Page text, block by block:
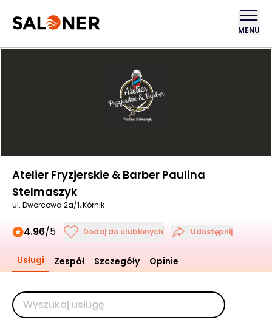
MENU
Atelier Fryzjerskie & Barber Paulina
Stelmaszyk
ul. Dworcowa 2a/1, Kórnik
4.96/5 Dodaj do ulubionych Udostępnij
Usługi Zespół Szczegóły Opinie